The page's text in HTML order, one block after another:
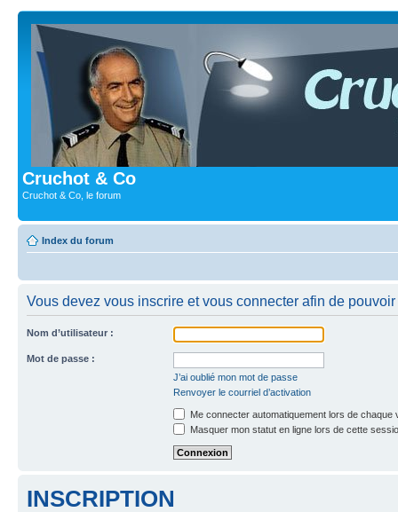
Cruchot & Co
Cruchot & Co, le forum
Index du forum
Vous devez vous inscrire et vous connecter afin de
Nom d’utilisateur :
Mot de passe :
J’ai oublié mon mot de passe
Renvoyer le courriel d’activation
Me connecter automatiquement lors de chaque
Masquer mon statut en ligne lors de cette
INSCRIPTION